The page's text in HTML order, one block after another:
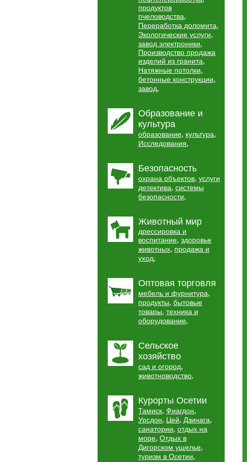
продуктов
пчеловодства,
Переработка доломита,
Экологические услуги,
завод электроники,
Производство продажа
изделий из гранита,
Натяжные потолки,
бетонные конструкции,
завод,
Образование и
культура
образование, культура,
Исследования,
Безопасность
охрана объектов, услуги
детектива, системы
безопасности,
Животный мир
дрессировка и
воспитание, здоровье
животных, продажа и
уход,
Оптовая торговля
мебель и фурнитура,
продукты, бытовые
товары, техника и
оборудование,
Сельское
хозяйство
сад и огород,
животноводство,
Курорты Осетии
Тамиск, Фиагдон,
Урсдон, Цей, Дзинага,
санатории, отдых на
море, Отдых в
Дигорском ущелье,
туризм в Осетии,